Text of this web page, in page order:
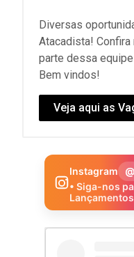
Diversas
Atacadista!
parte dessa
Bem vindos!
Veja aqui as
Instagram
• Siga-nos